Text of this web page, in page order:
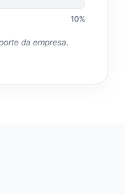
10%
da empresa.